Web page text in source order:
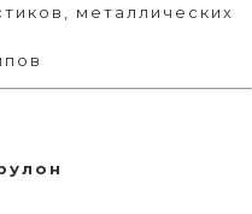
металлических